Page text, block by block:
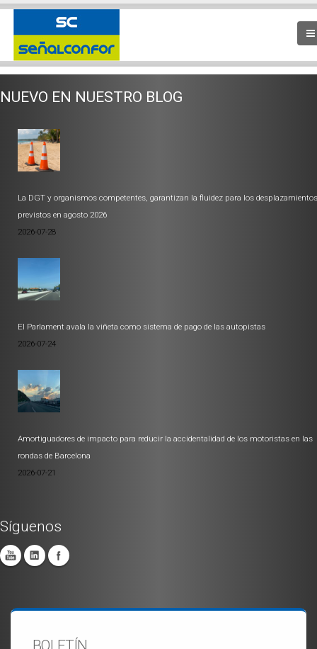
NUEVO EN NUESTRO BLOG
La DGT y organismos competentes, garantizan la fluidez para los desplazamientos
previstos en agosto 2026
2026-07-28
El Parlament avala la viñeta como sistema de pago de las autopistas
2026-07-24
Amortiguadores de impacto para reducir la accidentalidad de los motoristas en las
rondas de Barcelona
2026-07-21
Síguenos
BOLETÍN